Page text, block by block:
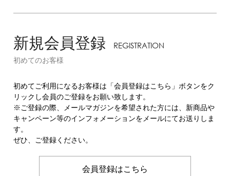
新規会員登録 REGISTRATION
初めてのお客様
初めてご利用になるお客様は「会員登録はこちら」ボタンをク
リックし会員のご登録をお願い致します。
※ご登録の際、メールマガジンを希望された方には、新商品や
キャンペーン等のインフォメーションをメールにてお送りしま
す。
ぜひ、ご登録ください。
会員登録はこちら